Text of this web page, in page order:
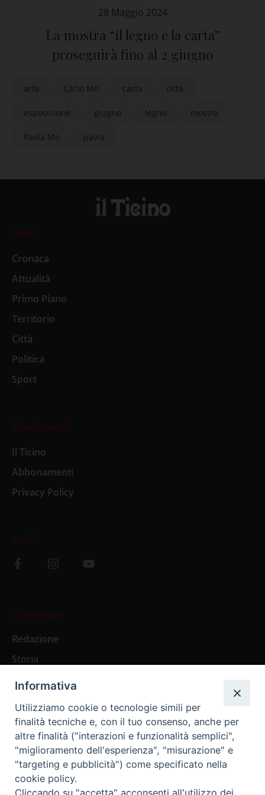
28 Maggio 2024
La mostra “il legno e la carta”
proseguirà fino al 2 giugno
arte Carlo Mo carta città
esposizione giugno legno mostra
Paola Mo pavia
News
Cronaca
Attualità
Primo Piano
Territorio
Città
Politica
Sport
Il settimanale
Il Ticino
Abbonamenti
Privacy Policy
Social
L’editoriale
Redazione
Storia
Abbonamenti
Abbonamento Annuale Digitale
Abbonamento Annuale Cartaceo
Abbonamento Singola Copia Digitale
Informativa
Utilizziamo cookie o tecnologie simili per
finalità tecniche e, con il tuo consenso, anche per
altre finalità ("interazioni e funzionalità semplici",
"miglioramento dell'esperienza", "misurazione" e
"targeting e pubblicità") come specificato nella
cookie policy.